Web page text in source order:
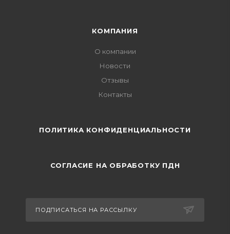
КОМПАНИЯ
О компании
Новости
Отзывы
Контакты
ПОЛИТИКА КОНФИДЕНЦИАЛЬНОСТИ
СОГЛАСИЕ НА ОБРАБОТКУ ПДН
ПОДПИСАТЬСЯ НА РАССЫЛКУ